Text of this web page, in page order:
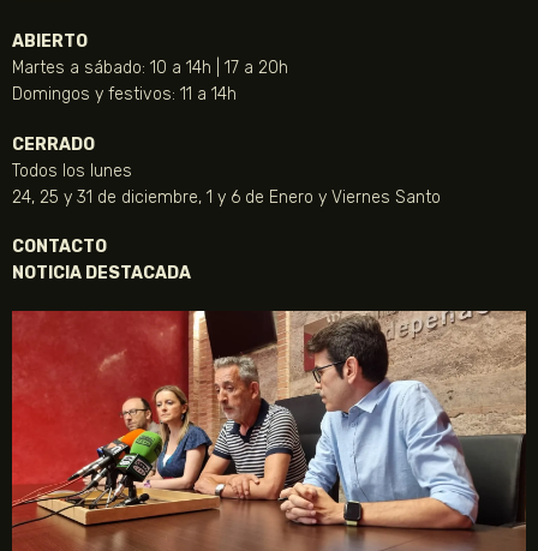
ABIERTO
Martes a sábado: 10 a 14h | 17 a 20h
Domingos y festivos: 11 a 14h
CERRADO
Todos los lunes
24, 25 y 31 de diciembre, 1 y 6 de Enero y Viernes Santo
CONTACTO
NOTICIA DESTACADA